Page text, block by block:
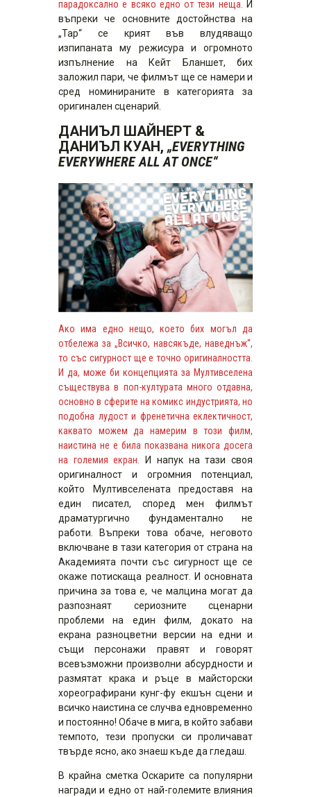
парадоксално е всяко едно от тези неща.
И
въпреки че основните достойнства на
„Тар“ се крият във влудяващо
изпипаната му режисура и огромното
изпълнение на Кейт Бланшет, бих
заложил пари, че филмът ще се намери и
сред номинираните в категорията за
оригинален сценарий.
ДАНИЪЛ ШАЙНЕРТ &
ДАНИЪЛ КУАН, „EVERYTHING
EVERYWHERE ALL AT ONCE“
Ако има едно нещо, което бих могъл да
отбележа за „Всичко, навсякъде, наведнъж“,
то със сигурност ще е точно оригиналността.
И да, може би концепцията за Мултивселена
съществува в поп-културата много отдавна,
основно в сферите на комикс индустрията, но
подобна лудост и френетична еклектичност,
каквато можем да намерим в този филм,
наистина не е била показвана никога досега
на големия екран. И напук на тази своя
оригиналност и огромния потенциал,
който Мултивселената предоставя на
един писател, според мен филмът
драматургично фундаментално не
работи. Въпреки това обаче, неговото
включване в тази категория от страна на
Академията почти със сигурност ще се
окаже потискаща реалност. И основната
причина за това е, че малцина могат да
разпознаят сериозните сценарни
проблеми на един филм, докато на
екрана разноцветни версии на едни и
същи персонажи правят и говорят
всевъзможни произволни абсурдности и
размятат крака и ръце в майсторски
хореографирани кунг-фу екшън сцени и
всичко наистина се случва едновременно
и постоянно! Обаче в мига, в който забави
темпото, тези пропуски си проличават
твърде ясно, ако знаеш къде да гледаш.
В крайна сметка Оскарите са популярни
награди и едно от най-големите влияния